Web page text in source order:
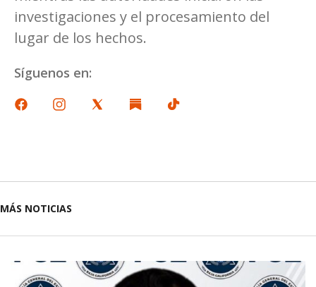
investigaciones y el procesamiento del
lugar de los hechos.
Síguenos en:
MÁS NOTICIAS